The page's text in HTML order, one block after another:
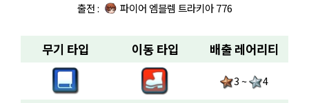
출전 : 파이어 엠블렘 트라키아 776
무기 타입 이동 타입 배출 레어리티
3 ~ 4